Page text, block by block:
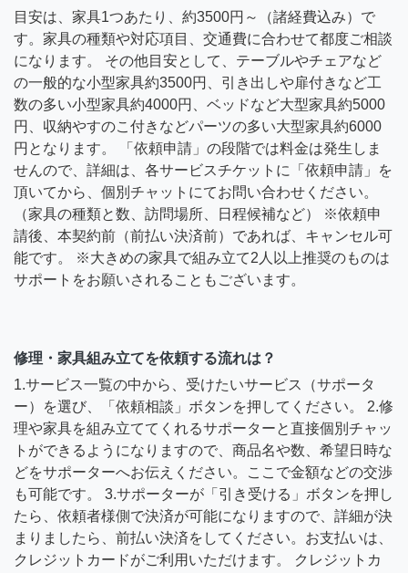
目安は、家具1つあたり、約3500円～（諸経費込み）で
す。家具の種類や対応項目、交通費に合わせて都度ご相談
になります。 その他目安として、テーブルやチェアなど
の一般的な小型家具約3500円、引き出しや扉付きなど工
数の多い小型家具約4000円、ベッドなど大型家具約5000
円、収納やすのこ付きなどパーツの多い大型家具約6000
円となります。 「依頼申請」の段階では料金は発生しま
せんので、詳細は、各サービスチケットに「依頼申請」を
頂いてから、個別チャットにてお問い合わせください。
（家具の種類と数、訪問場所、日程候補など） ※依頼申
請後、本契約前（前払い決済前）であれば、キャンセル可
能です。 ※大きめの家具で組み立て2人以上推奨のものは
サポートをお願いされることもございます。
修理・家具組み立てを依頼する流れは？
1.サービス一覧の中から、受けたいサービス（サポータ
ー）を選び、「依頼相談」ボタンを押してください。 2.修
理や家具を組み立ててくれるサポーターと直接個別チャッ
トができるようになりますので、商品名や数、希望日時な
どをサポーターへお伝えください。ここで金額などの交渉
も可能です。 3.サポーターが「引き受ける」ボタンを押し
たら、依頼者様側で決済が可能になりますので、詳細が決
まりましたら、前払い決済をしてください。お支払いは、
クレジットカードがご利用いただけます。 クレジットカ